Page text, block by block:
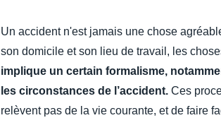
FRAIS DE DÉPLACEMENT
Un accident n'est jamais une chose
son domicile et son lieu de travail, les
implique un certain formalisme,
les circonstances de l’accident. Ces
relèvent pas de la vie courante, et de faire